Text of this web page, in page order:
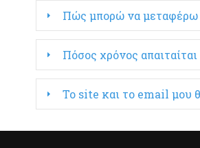
Πώς μπορώ να μεταφέρω
Πόσος χρόνος
Το site και το email μου